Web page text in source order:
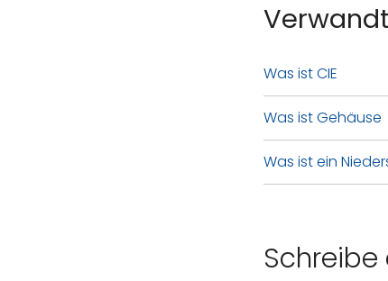
Was ist CIE
Was ist Gehäuse
Was ist ein